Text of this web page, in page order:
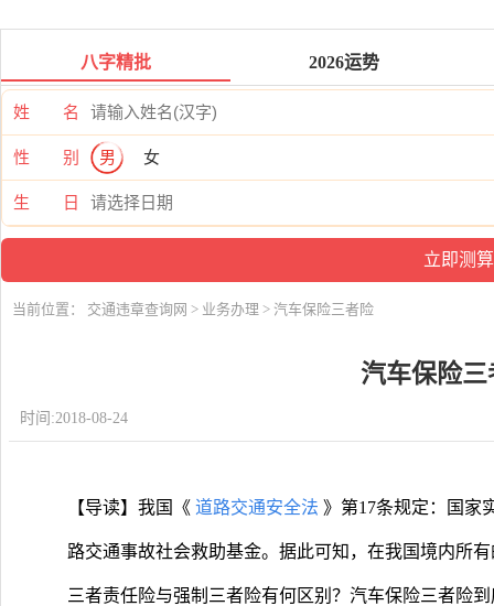
八字精批 2026运势
姓 名
性 别 男 女
生 日
当前位置： 交通违章查询网 > 业务办理 > 汽车保险三者险
汽车保险三
时间:2018-08-24
【导读】我国《 道路交通安全法 》第17条规定：国家
路交通事故社会救助基金。据此可知，在我国境内所
三者责任险与强制三者险有何区别？汽车保险三者险